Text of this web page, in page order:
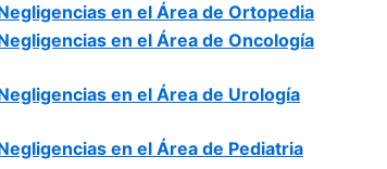
en el Área de Ortopedia
en el Área de Oncología
en el Área de Urología
en el Área de Pediatria